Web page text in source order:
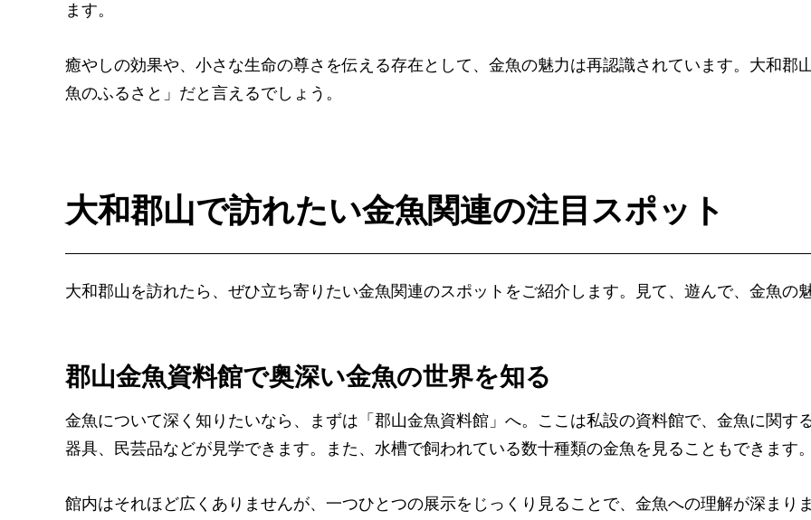
ます。
癒やしの効果や、小さな生命の尊さを伝える存在として、金魚の魅力は再認識されています。大和郡
魚のふるさと」だと言えるでしょう。
大和郡山で訪れたい金魚関連の注目スポット
大和郡山を訪れたら、ぜひ立ち寄りたい金魚関連のスポットをご紹介します。見て、遊んで、金魚の
郡山金魚資料館で奥深い金魚の世界を知る
金魚について深く知りたいなら、まずは「郡山金魚資料館」へ。ここは私設の資料館で、金魚に関す
器具、民芸品などが見学できます。また、水槽で飼われている数十種類の金魚を見ることもできます。
館内はそれほど広くありませんが、一つひとつの展示をじっくり見ることで、金魚への理解が深まり